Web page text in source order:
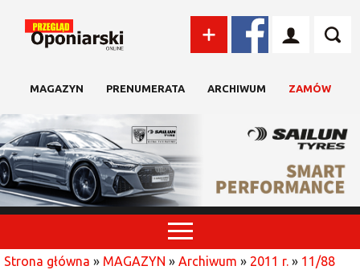
MAGAZYN PRENUMERATA ARCHIWUM ZAMÓW
Strona główna » MAGAZYN » Archiwum » 2011 r. » 11/88